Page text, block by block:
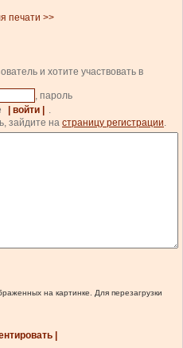
печати >>
и хотите участвовать в
, пароль
| войти |
.
зайдите на страницу регистрации.
на картинке. Для перезагрузки
|